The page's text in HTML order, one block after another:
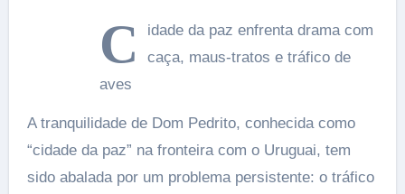
C
idade da paz enfrenta drama com
caça, maus-tratos e tráfico de
aves
A tranquilidade de Dom Pedrito, conhecida como
“cidade da paz” na fronteira com o Uruguai, tem
sido abalada por um problema persistente: o tráfico